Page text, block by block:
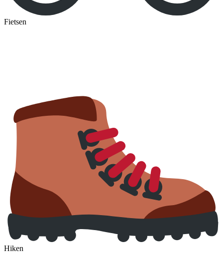
Fietsen
Hiken